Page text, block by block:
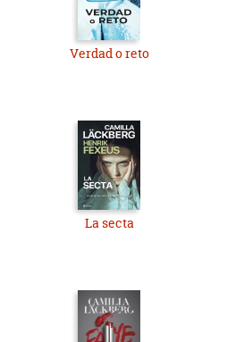
Verdad o reto
La secta